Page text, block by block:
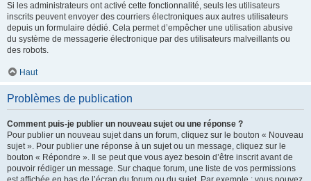
Si les administrateurs ont activé cette fonctionnalité, seuls les utilisateurs
inscrits peuvent envoyer des courriers électroniques aux autres utilisateurs
depuis un formulaire dédié. Cela permet d’empêcher une utilisation abusive
du système de messagerie électronique par des utilisateurs malveillants ou
des robots.
Haut
Problèmes de publication
Comment puis-je publier un nouveau sujet ou une réponse ?
Pour publier un nouveau sujet dans un forum, cliquez sur le bouton « Nouveau
sujet ». Pour publier une réponse à un sujet ou un message, cliquez sur le
bouton « Répondre ». Il se peut que vous ayez besoin d’être inscrit avant de
pouvoir rédiger un message. Sur chaque forum, une liste de vos permissions